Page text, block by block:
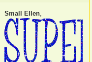
Small Ellen,